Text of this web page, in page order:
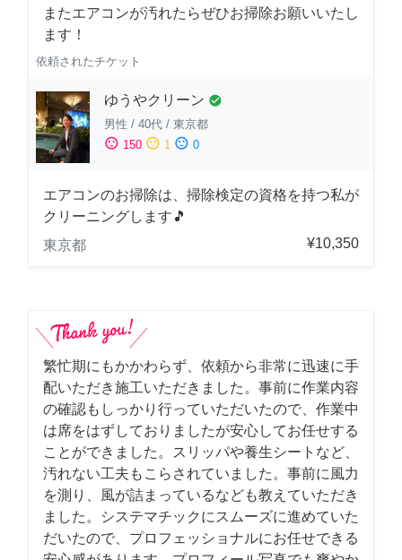
またエアコンが汚れたらぜひお掃除お願いいたし
ます！
依頼されたチケット
ゆうやクリーン check_circle
男性 / 40代 / 東京都
sentiment_satisfied 150 sentiment_neutral 1 sentiment_dissatisfied 0
エアコンのお掃除は、掃除検定の資格を持つ私が
クリーニングします🎵
東京都
¥10,350
繁忙期にもかかわらず、依頼から非常に迅速に手
配いただき施工いただきました。事前に作業内容
の確認もしっかり行っていただいたので、作業中
は席をはずしておりましたが安心してお任せする
ことができました。スリッパや養生シートなど、
汚れない工夫もこらされていました。事前に風力
を測り、風が詰まっているなども教えていただき
ました。システマチックにスムーズに進めていた
だいたので、プロフェッショナルにお任せできる